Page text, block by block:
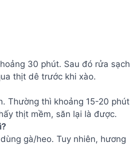
30 phút. Sau đó rửa sạch
thịt dê trước khi xào.
Thường thì khoảng 15-20 phút
thịt mềm, săn lại là được.
gà/heo. Tuy nhiên, hương